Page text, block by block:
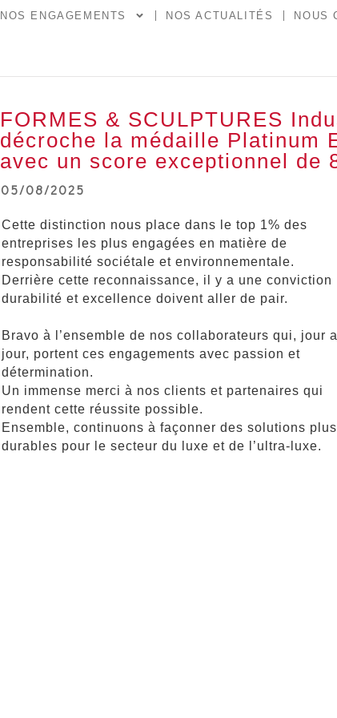
NOS ENGAGEMENTS NOS ACTUALITÉS NOUS
FORMES & SCULPTURES
décroche la médaille Platinum
avec un score exceptionnel de
05/08/2025
Cette distinction nous place dans le top 1% des
entreprises les plus engagées en matière de
responsabilité sociétale et environnementale.
Derrière cette reconnaissance, il y a une conviction
durabilité et excellence doivent aller de pair.
Bravo à l’ensemble de nos collaborateurs qui, jour
jour, portent ces engagements avec passion et
détermination.
Un immense merci à nos clients et partenaires qui
rendent cette réussite possible.
Ensemble, continuons à façonner des solutions plus
durables pour le secteur du luxe et de l’ultra-luxe.